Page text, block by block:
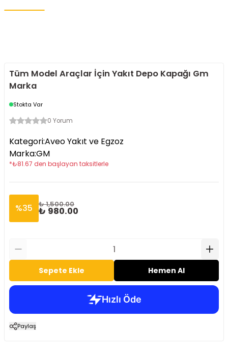
Tüm Model Araçlar İçin Yakıt Depo Kapağı Gm
Marka
Stokta Var
0 Yorum
Kategori:Aveo Yakıt ve Egzoz
Marka:GM
*₺81.67 den başlayan taksitlerle
%35 ₺ 1,500.00
₺ 980.00
Sepete Ekle Hemen Al
Paylaş